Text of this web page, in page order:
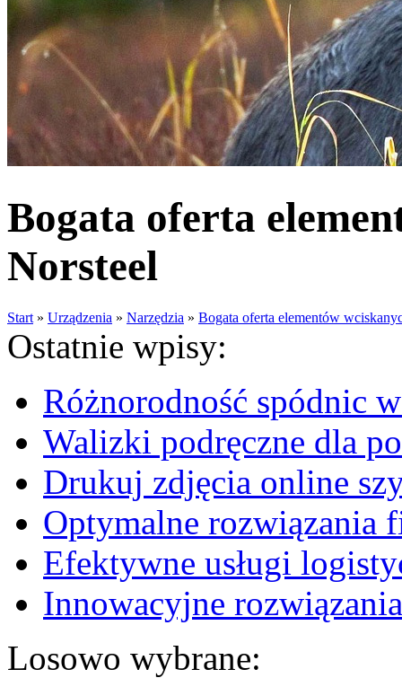
Bogata oferta
Norsteel
Start » Urządzenia » Narzędzia » Bogata oferta elementów
Ostatnie wpisy:
Różnorodność spódnic
Walizki podręczne dla
Drukuj zdjęcia online
Optymalne rozwiązania
Efektywne usługi
Innowacyjne
Losowo wybrane: